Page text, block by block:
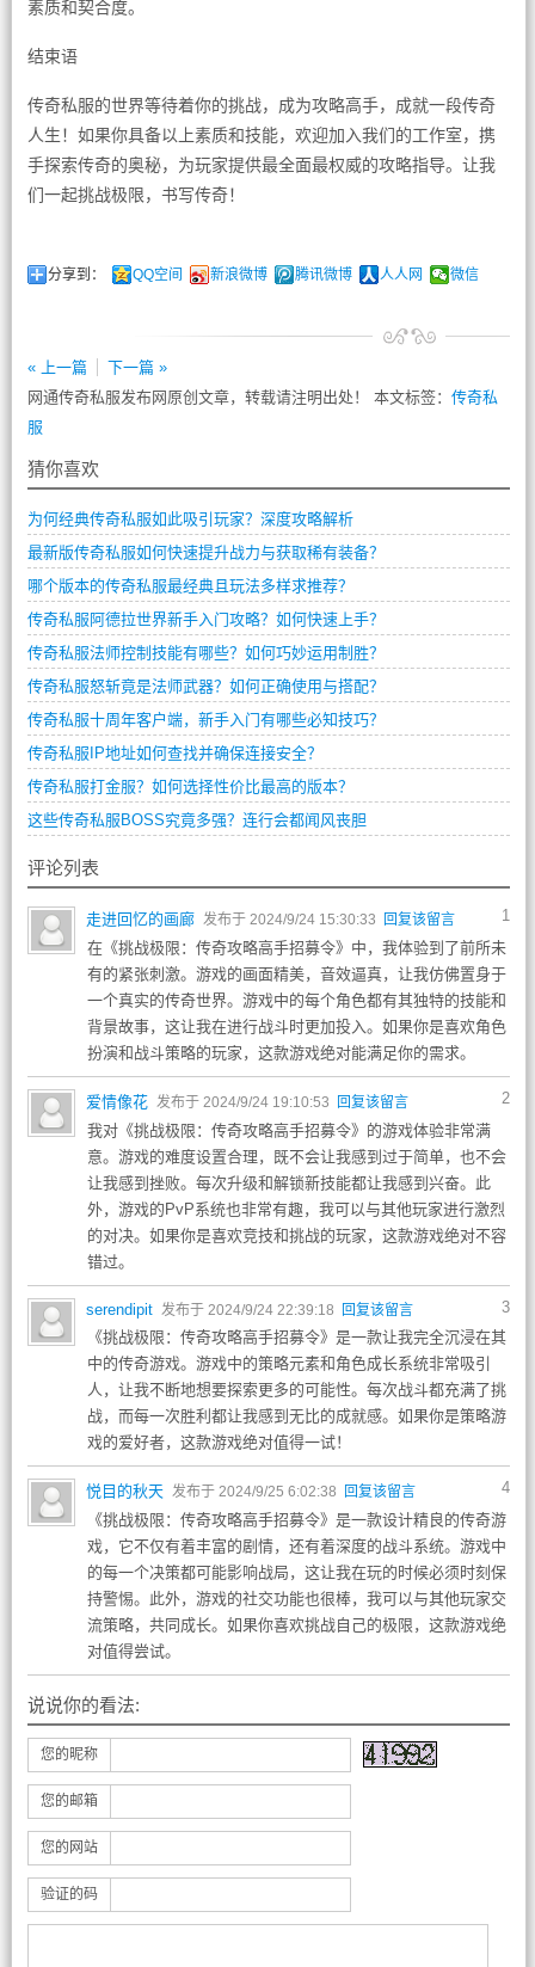
素质和契合度。
结束语
传奇私服的世界等待着你的挑战，成为攻略高手，成就一段传奇
人生！如果你具备以上素质和技能，欢迎加入我们的工作室，携
手探索传奇的奥秘，为玩家提供最全面最权威的攻略指导。让我
们一起挑战极限，书写传奇！
分享到： QQ空间 新浪微博 腾讯微博 人人网 微信
« 上一篇
下一篇 »
网通传奇私服发布网原创文章，转载请注明出处！ 本文标签： 传奇私
服
猜你喜欢
为何经典传奇私服如此吸引玩家？深度攻略解析
最新版传奇私服如何快速提升战力与获取稀有装备？
哪个版本的传奇私服最经典且玩法多样求推荐？
传奇私服阿德拉世界新手入门攻略？如何快速上手？
传奇私服法师控制技能有哪些？如何巧妙运用制胜？
传奇私服怒斩竟是法师武器？如何正确使用与搭配？
传奇私服十周年客户端，新手入门有哪些必知技巧？
传奇私服IP地址如何查找并确保连接安全？
传奇私服打金服？如何选择性价比最高的版本？
这些传奇私服BOSS究竟多强？连行会都闻风丧胆
评论列表
1
走进回忆的画廊 发布于 2024/9/24 15:30:33 回复该留言
在《挑战极限：传奇攻略高手招募令》中，我体验到了前所未
有的紧张刺激。游戏的画面精美，音效逼真，让我仿佛置身于
一个真实的传奇世界。游戏中的每个角色都有其独特的技能和
背景故事，这让我在进行战斗时更加投入。如果你是喜欢角色
扮演和战斗策略的玩家，这款游戏绝对能满足你的需求。
2
爱情像花 发布于 2024/9/24 19:10:53 回复该留言
我对《挑战极限：传奇攻略高手招募令》的游戏体验非常满
意。游戏的难度设置合理，既不会让我感到过于简单，也不会
让我感到挫败。每次升级和解锁新技能都让我感到兴奋。此
外，游戏的PvP系统也非常有趣，我可以与其他玩家进行激烈
的对决。如果你是喜欢竞技和挑战的玩家，这款游戏绝对不容
错过。
3
serendipit 发布于 2024/9/24 22:39:18 回复该留言
《挑战极限：传奇攻略高手招募令》是一款让我完全沉浸在其
中的传奇游戏。游戏中的策略元素和角色成长系统非常吸引
人，让我不断地想要探索更多的可能性。每次战斗都充满了挑
战，而每一次胜利都让我感到无比的成就感。如果你是策略游
戏的爱好者，这款游戏绝对值得一试！
4
悦目的秋天 发布于 2024/9/25 6:02:38 回复该留言
《挑战极限：传奇攻略高手招募令》是一款设计精良的传奇游
戏，它不仅有着丰富的剧情，还有着深度的战斗系统。游戏中
的每一个决策都可能影响战局，这让我在玩的时候必须时刻保
持警惕。此外，游戏的社交功能也很棒，我可以与其他玩家交
流策略，共同成长。如果你喜欢挑战自己的极限，这款游戏绝
对值得尝试。
说说你的看法:
您的昵称
您的邮箱
您的网站
验证的码